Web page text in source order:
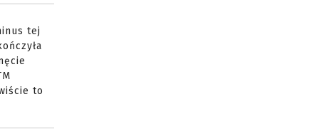
tej
to